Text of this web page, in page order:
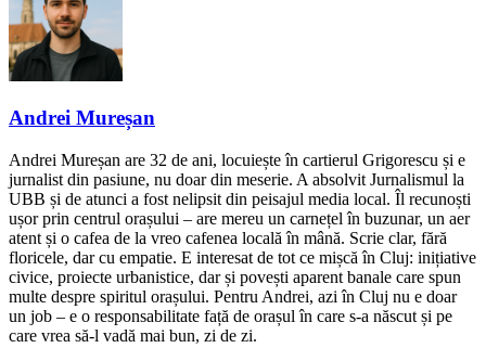
Andrei Mureșan
Andrei Mureșan are 32 de ani, locuiește în cartierul Grigorescu și e
jurnalist din pasiune, nu doar din meserie. A absolvit Jurnalismul la
UBB și de atunci a fost nelipsit din peisajul media local. Îl recunoști
ușor prin centrul orașului – are mereu un carnețel în buzunar, un aer
atent și o cafea de la vreo cafenea locală în mână. Scrie clar, fără
floricele, dar cu empatie. E interesat de tot ce mișcă în Cluj: inițiative
civice, proiecte urbanistice, dar și povești aparent banale care spun
multe despre spiritul orașului. Pentru Andrei, azi în Cluj nu e doar
un job – e o responsabilitate față de orașul în care s-a născut și pe
care vrea să-l vadă mai bun, zi de zi.